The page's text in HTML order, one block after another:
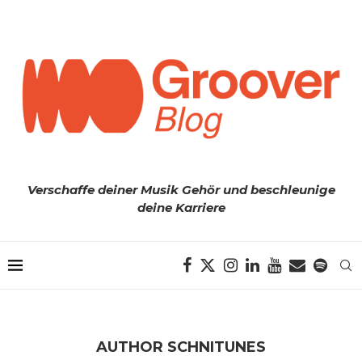
Verschaffe deiner Musik Gehör und beschleunige
deine Karriere
AUTHOR SCHNITUNES